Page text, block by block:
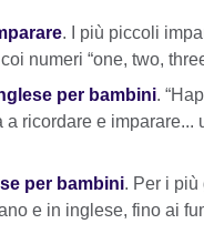
. I più piccoli
numeri “one, two,
per bambini.
a ricordare e
per bambini. Per i
e in inglese, fino ai